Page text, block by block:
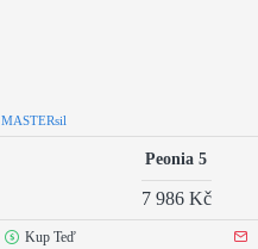
MASTERsil
Peonia 5
7 986 Kč
Kup Teď